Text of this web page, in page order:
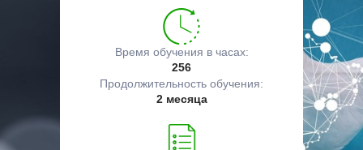
Время обучения в часах:
256
Продолжительность обучения:
2 месяца